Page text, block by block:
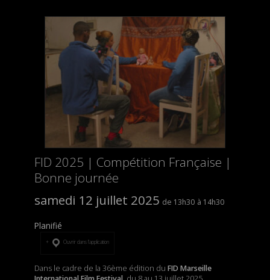
FID 2025 | Compétition Française |
Bonne journée
samedi 12 juillet 2025
13h30 14h30
Planifié
Ouvrir dans l’application
Dans le cadre de la 36ème édition du FID Marseille